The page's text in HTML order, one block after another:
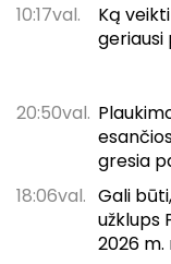
10:17val.
Ką
geriausi
20:50val.
gresia
18:06val. Gali
užklups
2026 m.